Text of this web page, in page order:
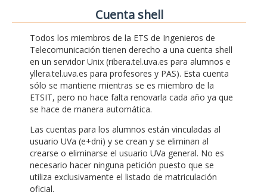
Cuenta shell
Todos los miembros de la ETS de Ingenieros de
Telecomunicación tienen derecho a una cuenta shell
en un servidor Unix (ribera.tel.uva.es para alumnos e
yllera.tel.uva.es para profesores y PAS). Esta cuenta
sólo se mantiene mientras se es miembro de la
ETSIT, pero no hace falta renovarla cada año ya que
se hace de manera automática.
Las cuentas para los alumnos están vinculadas al
usuario UVa (e+dni) y se crean y se eliminan al
crearse o eliminarse el usuario UVa general. No es
necesario hacer ninguna petición puesto que se
utiliza exclusivamente el listado de matriculación
oficial.